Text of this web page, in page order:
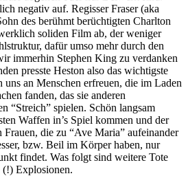
negativ auf. Regisser Fraser (aka
des berühmt berüchtigten Charlton
soliden Film ab, der weniger
dafür umso mehr durch den
immerhin Stephen King zu verdanken
presste Heston also das wichtigste
an Menschen erfreuen, die im Laden
fanden, das sie anderen
“Streich” spielen. Schön langsam
Waffen in’s Spiel kommen und der
die zu “Ave Maria” aufeinander
bzw. Beil im Körper haben, nur
findet. Was folgt sind weitere Tote
Explosionen.